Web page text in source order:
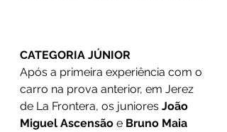
CATEGORIA JÚNIOR
Após a primeira experiência com o
carro na prova anterior, em Jerez
de La Frontera, os juniores João
Miguel Ascensão e Bruno Maia